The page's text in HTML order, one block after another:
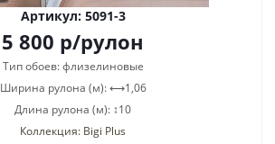
Артикул: 5091-3
5 800 р/рулон
Тип обоев: флизелиновые
Ширина рулона (м): ⟷1,06
Длина рулона (м): ↕10
Коллекция: Bigi Plus